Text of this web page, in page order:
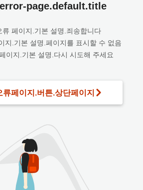
page.default.title
류 페이지.기본 설명.죄송합니다
지.기본 설명.페이지를 표시할 수 없음
이지.기본 설명.다시 시도해 주세요
페이지.버튼.상단페이지